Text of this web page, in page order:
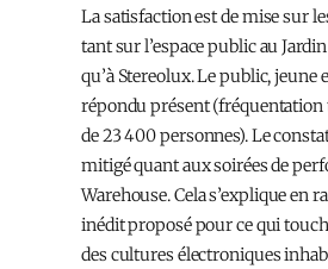
La satisfaction est de mise sur
tant sur l’espace public au
qu’à Stereolux. Le public, jeune
répondu présent
de 23 400 personnes). Le
mitigé quant aux soirées de
Warehouse. Cela s’explique en
inédit proposé pour ce qui
des cultures électroniques